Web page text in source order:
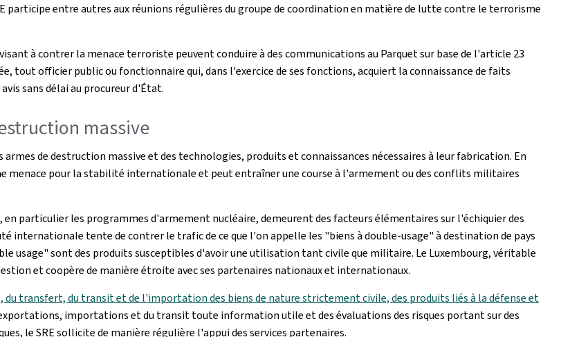
participe entre autres aux réunions régulières du groupe de coordination en matière de lutte contre le terrorisme
à contrer la menace terroriste peuvent conduire à des communications au Parquet sur base de l'article 23
tout officier public ou fonctionnaire qui, dans l'exercice de ses fonctions, acquiert la connaissance de faits
sans délai au procureur d'État.
massive
de destruction massive et des technologies, produits et connaissances nécessaires à leur fabrication. En
menace pour la stabilité internationale et peut entraîner une course à l'armement ou des conflits militaires
particulier les programmes d'armement nucléaire, demeurent des facteurs élémentaires sur l'échiquier des
internationale tente de contrer le trafic de ce que l'on appelle les "biens à double-usage" à destination de pays
usage" sont des produits susceptibles d'avoir une utilisation tant civile que militaire. Le Luxembourg, véritable
et coopère de manière étroite avec ses partenaires nationaux et internationaux.
transfert, du transit et de l'importation des biens de nature strictement civile, des produits liés à la défense et
importations et du transit toute information utile et des évaluations des risques portant sur des
le SRE sollicite de manière régulière l'appui des services partenaires.